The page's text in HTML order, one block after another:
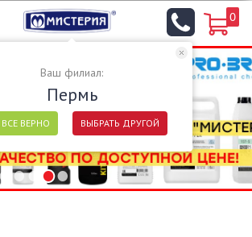
Ваш филиал:
Пермь
ВЕРНО ВЫБРАТЬ ДРУГОЙ
0